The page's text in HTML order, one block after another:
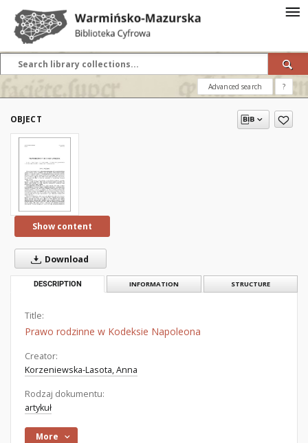
Advanced search ?
OBJECT
Show content
Download
DESCRIPTION INFORMATION STRUCTURE
Title:
Prawo rodzinne w Kodeksie Napoleona
Creator:
Korzeniewska-Lasota, Anna
Rodzaj dokumentu:
artykuł
More